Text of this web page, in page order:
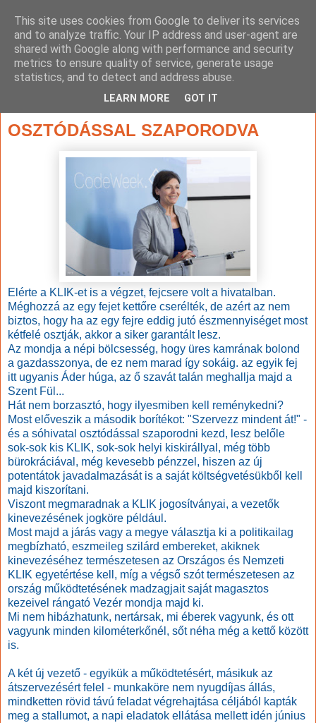
OSZTÓDÁSSAL SZAPORODVA
Elérte a KLIK-et is a végzet, fejcsere volt a hivatalban.
Méghozzá az egy fejet kettőre cserélték, de azért az nem
biztos, hogy ha az egy fejre eddig jutó észmennyiséget most
kétfelé osztják, akkor a siker garantált lesz.
Az mondja a népi bölcsesség, hogy üres kamrának bolond
a gazdasszonya, de ez nem marad így sokáig. az egyik fej
itt ugyanis Áder húga, az ő szavát talán meghallja majd a
Szent Fül...
Hát nem borzasztó, hogy ilyesmiben kell reménykedni?
Most előveszik a második borítékot: "Szervezz mindent át!" -
és a sóhivatal osztódással szaporodni kezd, lesz belőle
sok-sok kis KLIK, sok-sok helyi kiskirállyal, még több
bürokráciával, még kevesebb pénzzel, hiszen az új
potentátok javadalmazását is a saját költségvetésükből kell
majd kiszorítani.
Viszont megmaradnak a KLIK jogosítványai, a vezetők
kinevezésének jogköre például.
Most majd a járás vagy a megye választja ki a politikailag
megbízható, eszmeileg szilárd embereket, akiknek
kinevezéséhez természetesen az Országos és Nemzeti
KLIK egyetértése kell, míg a végső szót természetesen az
ország működtetésének madzagjait saját magasztos
kezeivel rángató Vezér mondja majd ki.
Mi nem hibázhatunk, nertársak, mi éberek vagyunk, és ott
vagyunk minden kilométerkőnél, sőt néha még a kettő között
is.
A két új vezető - egyikük a működtetésért, másikuk az
átszervezésért felel - munkaköre nem nyugdíjas állás,
mindketten rövid távú feladat végrehajtása céljából kapták
meg a stallumot, a napi eladatok ellátása mellett idén június
This site uses cookies from Google to deliver its services
and to analyze traffic. Your IP address and user-agent are
shared with Google along with performance and security
metrics to ensure quality of service, generate usage
statistics, and to detect and address abuse.
LEARN MORE GOT IT